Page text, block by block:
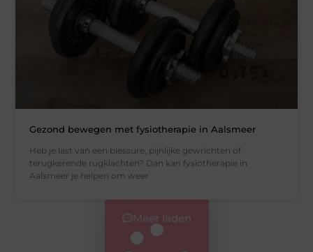
Gezond bewegen met fysiotherapie in Aalsmeer
Heb je last van een blessure, pijnlijke gewrichten of
terugkerende rugklachten? Dan kan fysiotherapie in
Aalsmeer je helpen om weer
Meer laden